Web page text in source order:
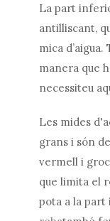
La part
antilliscant,
mica
manera que
necessiteu
Les mides
grans i són
vermell i
que limita el
pota a la